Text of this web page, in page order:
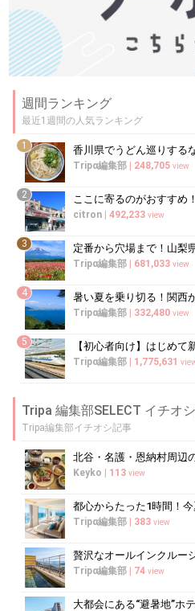
週間ランキング
最近1週間の人気ランキング
1
Tripα編集部 | 248,705 view
2
citron | 492,233 view
3 定番から穴場まで！山梨
Tripα編集部 | 681,033 view
4
Tripα編集部 | 332,480 view
5
Tripα編集部 | 1,775,631
Tripa 編集部SELECT イチオ
Tripa編集部イチオシ記事
Keyko | 113 view
Tripα編集部 | 383 view
Tripα編集部 | 74 view